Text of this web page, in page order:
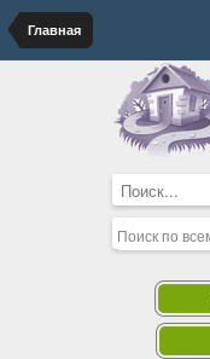
Главная